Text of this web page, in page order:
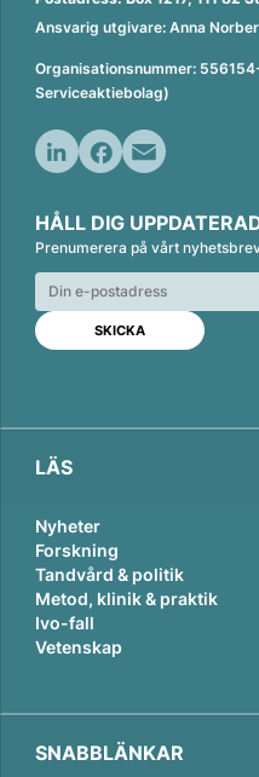
Ansvarig utgivare: Anna
Organisationsnummer:
Serviceaktiebolag)
n
k
e
d
n
c
e
b
o
o
k
a
i
l
HÅLL DIG
Prenumerera på vårt
LÄS
Nyheter
Forskning
Tandvård & politik
Metod, klinik & praktik
Ivo-fall
Vetenskap
SNABBLÄNKAR